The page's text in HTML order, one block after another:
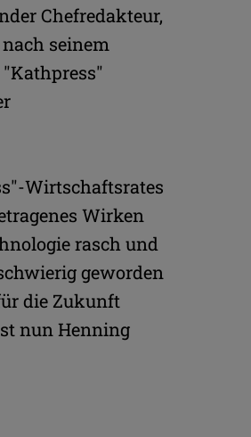
Chefredakteur,
seinem
Wirtschaftsrates
Wirken
rasch und
geworden
die Zukunft
nun Henning